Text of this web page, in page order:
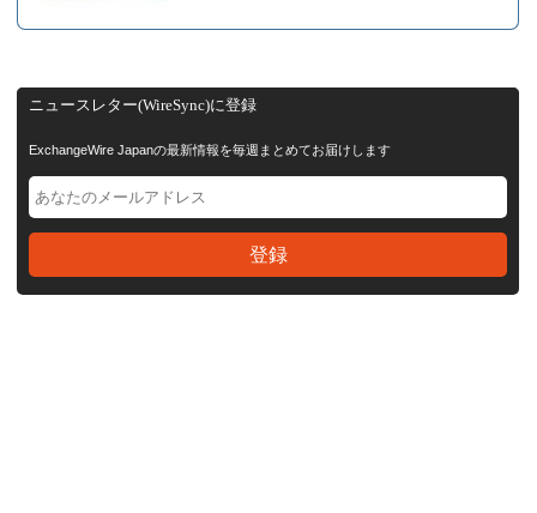
ニュースレター(WireSync)に登録
ExchangeWire Japanの最新情報を毎週まとめてお届けします